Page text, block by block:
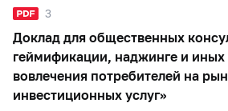
3
Доклад для общественных
геймификации, наджинге и иных
вовлечения потребителей на
инвестиционных услуг»